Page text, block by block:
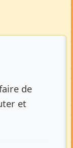
de
et